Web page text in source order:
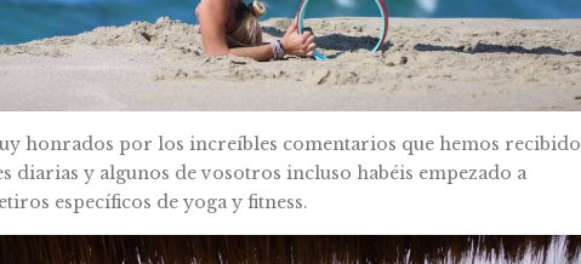
honrados por los increíbles comentarios que hemos recibido
diarias y algunos de vosotros incluso habéis empezado a
específicos de yoga y fitness.